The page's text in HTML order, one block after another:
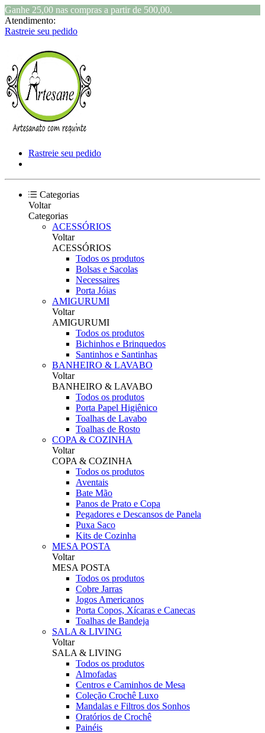
Ganhe 25,00 nas compras a partir de 500,00.
Atendimento:
Rastreie seu pedido
Rastreie seu pedido
Categorias
Voltar
Categorias
ACESSÓRIOS
Voltar
ACESSÓRIOS
Todos os produtos
Bolsas e Sacolas
Necessaires
Porta Jóias
AMIGURUMI
Voltar
AMIGURUMI
Todos os produtos
Bichinhos e Brinquedos
Santinhos e Santinhas
BANHEIRO & LAVABO
Voltar
BANHEIRO & LAVABO
Todos os produtos
Porta Papel Higiênico
Toalhas de Lavabo
Toalhas de Rosto
COPA & COZINHA
Voltar
COPA & COZINHA
Todos os produtos
Aventais
Bate Mão
Panos de Prato e Copa
Pegadores e Descansos de Panela
Puxa Saco
Kits de Cozinha
MESA POSTA
Voltar
MESA POSTA
Todos os produtos
Cobre Jarras
Jogos Americanos
Porta Copos, Xícaras e Canecas
Toalhas de Bandeja
SALA & LIVING
Voltar
SALA & LIVING
Todos os produtos
Almofadas
Centros e Caminhos de Mesa
Coleção Crochê Luxo
Mandalas e Filtros dos Sonhos
Oratórios de Crochê
Painéis